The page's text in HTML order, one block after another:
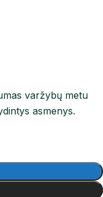
varžybų metu
asmenys.